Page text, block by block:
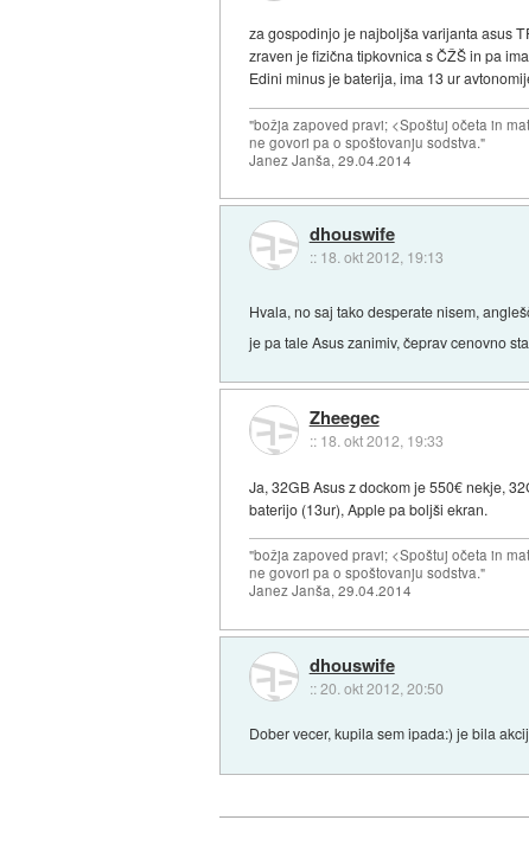
za gospodinjo je najboljša varijanta asus
zraven je fizična tipkovnica s ČŽŠ in pa
Edini minus je baterija, ima 13 ur
"božja zapoved pravi; <Spoštuj očeta in
ne govori pa o spoštovanju sodstva."
Janez Janša, 29.04.2014
dhouswife
:: 18. okt 2012, 19:13
Hvala, no saj tako desperate nisem,
je pa tale Asus zanimiv, čeprav cenovno
Zheegec
:: 18. okt 2012, 19:33
Ja, 32GB Asus z dockom je 550€ nekje,
baterijo (13ur), Apple pa boljši ekran.
"božja zapoved pravi; <Spoštuj očeta in
ne govori pa o spoštovanju sodstva."
Janez Janša, 29.04.2014
dhouswife
::20. okt 2012, 20:50
Dober vecer, kupila sem ipada:) je bila